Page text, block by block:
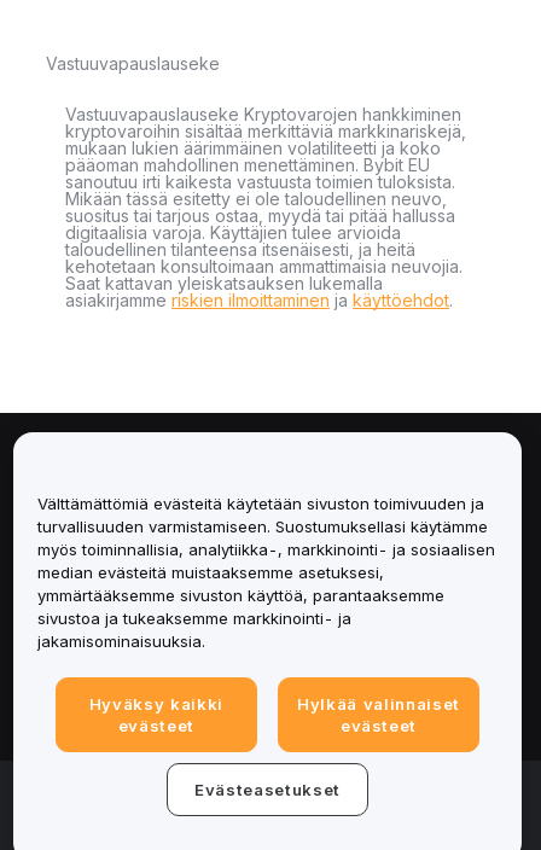
Vastuuvapauslauseke
Vastuuvapauslauseke Kryptovarojen hankkiminen
kryptovaroihin sisältää merkittäviä markkinariskejä,
mukaan lukien äärimmäinen volatiliteetti ja koko
pääoman mahdollinen menettäminen. Bybit EU
sanoutuu irti kaikesta vastuusta toimien tuloksista.
Mikään tässä esitetty ei ole taloudellinen neuvo,
suositus tai tarjous ostaa, myydä tai pitää hallussa
digitaalisia varoja. Käyttäjien tulee arvioida
taloudellinen tilanteensa itsenäisesti, ja heitä
kehotetaan konsultoimaan ammattimaisia neuvojia.
Saat kattavan yleiskatsauksen lukemalla
asiakirjamme riskien ilmoittaminen ja käyttöehdot.
Palvelut
Tuki
Tuotteet
Lakiasiat
© 2025-2026 Bybit.eu. Kaikki oikeudet pidätetään.
Välttämättömiä evästeitä käytetään sivuston toimivuuden ja
turvallisuuden varmistamiseen. Suostumuksellasi käytämme
myös toiminnallisia, analytiikka-, markkinointi- ja sosiaalisen
median evästeitä muistaaksemme asetuksesi,
ymmärtääksemme sivuston käyttöä, parantaaksemme
sivustoa ja tukeaksemme markkinointi- ja
jakamisominaisuuksia.
Hyväksy kaikki
evästeet
Hylkää valinnaiset
evästeet
Evästeasetukset